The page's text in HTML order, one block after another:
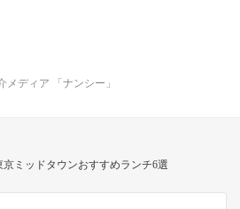
ディア 「ナンシー」
ミッドタウンおすすめランチ6選